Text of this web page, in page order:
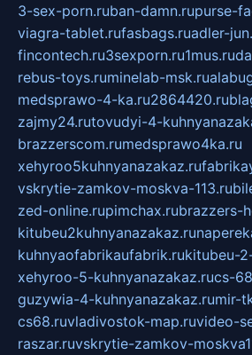
3-sex-porn.ruban-damn.rupurse-
viagra-tablet.rufasbags.ruadler-
fincontech.ru3sexporn.ru1mus.ru
rebus-toys.ruminelab-msk.ru
medsprawo-4-ka.ru2864420.ru
zajmy24.rutovudyi-4-
brazzerscom.rumedsprawo4ka.ru
xehyroo5kuhnyanazakaz.ru
vskrytie-zamkov-moskva-113.ru
zed-online.rupimchax.rubrazzers-
kitubeu2kuhnyanazakaz.ru
kuhnyaofabrikaufabrik.rukitubeu-
xehyroo-5-kuhnyanazakaz.rucs-
guzywia-4-kuhnyanazakaz.rumir-
cs68.ruvladivostok-map.ruvideo-
raszar.ruvskrytie-zamkov-